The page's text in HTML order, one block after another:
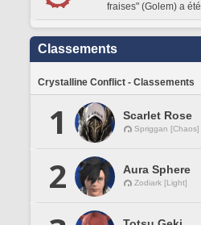
fraises" (Golem) a
Classements
Crystalline Conflict - Classements
1 Scarlet Rose
Spriggan [Chaos]
2 Aura Sphere
Zodiark [Light]